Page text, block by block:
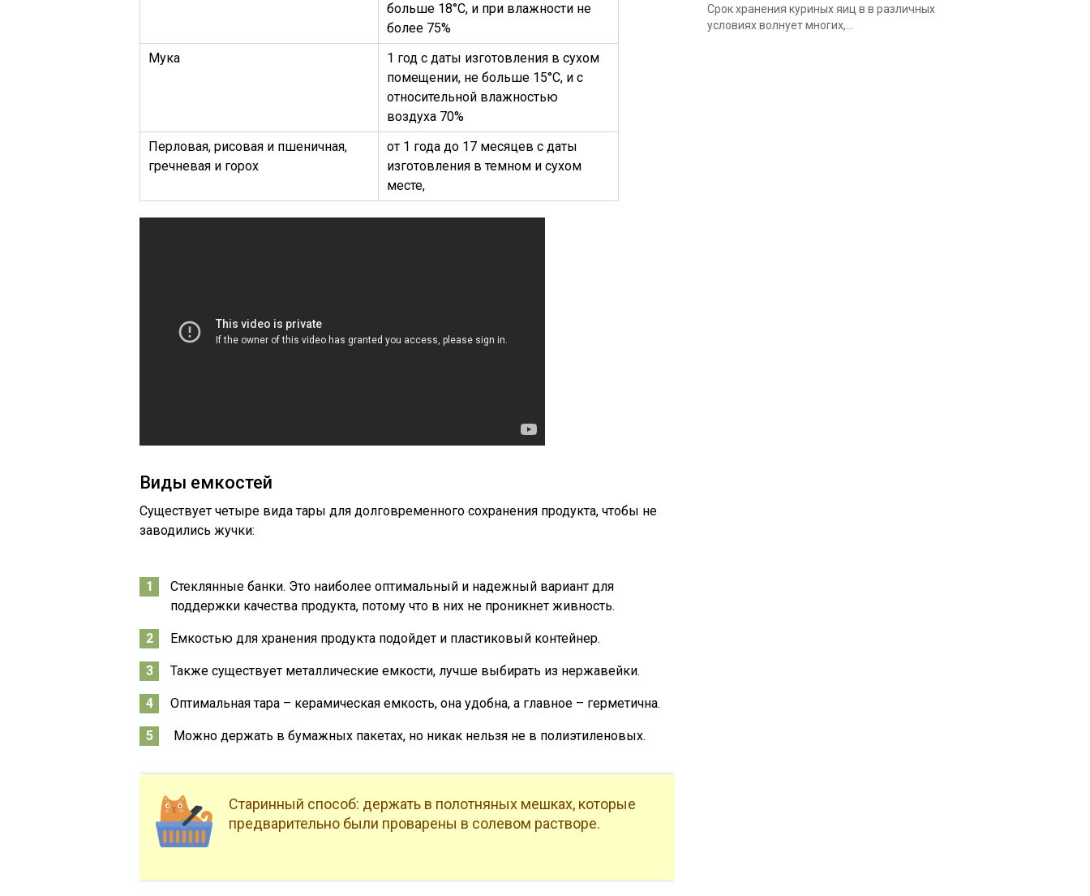
больше 18°С, и при влажности не
более 75%
Мука
1 год с даты изготовления в сухом
помещении, не больше 15°С, и с
относительной влажностью
воздуха 70%
Перловая, рисовая и пшеничная,
гречневая и горох
от 1 года до 17 месяцев с даты
изготовления в темном и сухом
месте,
Виды емкостей
Существует четыре вида тары для долговременного сохранения продукта, чтобы не
заводились жучки:
Стеклянные банки. Это наиболее оптимальный и надежный вариант для
поддержки качества продукта, потому что в них не проникнет живность.
Емкостью для хранения продукта подойдет и пластиковый контейнер.
Также существует металлические емкости, лучше выбирать из нержавейки.
Оптимальная тара – керамическая емкость, она удобна, а главное – герметична.
Можно держать в бумажных пакетах, но никак нельзя не в полиэтиленовых.
Старинный способ: держать в полотняных мешках, которые
предварительно были проварены в солевом растворе.
Срок хранения куриных яиц в в различных
условиях волнует многих,...